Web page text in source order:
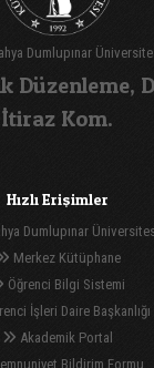
Dumlupınar
Düzenleme,
İtiraz Kom.
Hızlı Erişimler
Dumlupınar
Merkez Kütüphane
Öğrenci Bilgi Sistemi
İşleri Daire Başkanlığı
Akademik Portal
Bildirim Formu